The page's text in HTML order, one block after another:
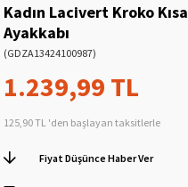
Kadın Lacivert Kroko
Ayakkabı
(GDZA13424100987)
1.239,99 TL
125,90 TL 'den başlayan taksitlerle
Fiyat Düşünce Haber Ver